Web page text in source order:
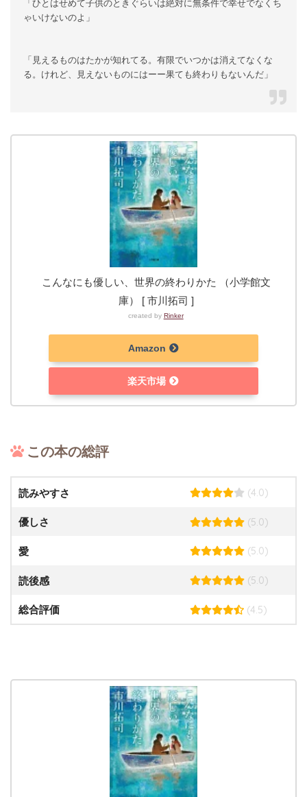
「ひとはせめて子供のときぐらいは絶対に無条件で幸せでなくち
ゃいけないのよ」
「見えるものはたかが知れてる。有限でいつかは消えてなくな
る。けれど、見えないものにはーー果ても終わりもないんだ」
こんなにも優しい、世界の終わりかた （小学館文
庫） [ 市川拓司 ]
created by Rinker
Amazon
楽天市場
この本の総評
読みやすさ (4.0)
優しさ (5.0)
愛 (5.0)
読後感 (5.0)
総合評価 (4.5)